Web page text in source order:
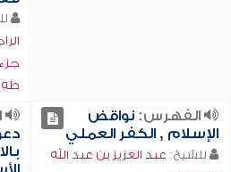
طه [41-
الفهرس:نواقض
الإسلام , الكفر العملي
للشيخ: عبد العزيز بن عبد الله